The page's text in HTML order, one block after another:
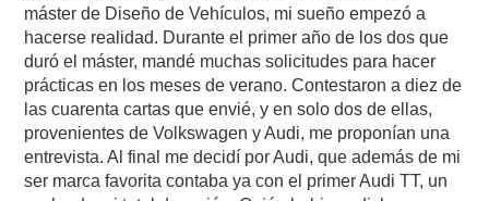
máster de Diseño de Vehículos, mi sueño empezó a
hacerse realidad. Durante el primer año de los dos que
duró el máster, mandé muchas solicitudes para hacer
prácticas en los meses de verano. Contestaron a diez de
las cuarenta cartas que envié, y en solo dos de ellas,
provenientes de Volkswagen y Audi, me proponían una
entrevista. Al final me decidí por Audi, que además de mi
ser marca favorita contaba ya con el primer Audi TT, un